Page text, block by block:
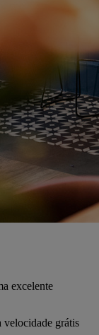
excelente
velocidade grátis